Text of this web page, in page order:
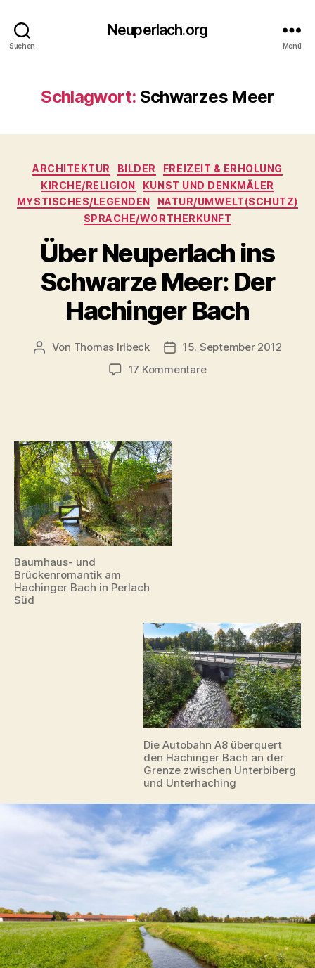
Suchen
Neuperlach.org
Menü
Schlagwort: Schwarzes Meer
Kategorien
ARCHITEKTUR BILDER
FREIZEIT & ERHOLUNG
KIRCHE/RELIGION
KUNST UND DENKMÄLER
MYSTISCHES/LEGENDEN
NATUR/UMWELT(SCHUTZ)
SPRACHE/WORTHERKUNFT
Über Neuperlach ins
Schwarze Meer: Der
Hachinger Bach
Beitragsautor
Von Thomas Irlbeck Veröffentlichungsdatum
15. September 2012
17 Kommentarezu
Baumhaus- und
Brückenromantik am
Hachinger Bach in Perlach
Süd
Die Autobahn A8 überquert
den Hachinger Bach an der
Grenze zwischen Unterbiberg
und Unterhaching